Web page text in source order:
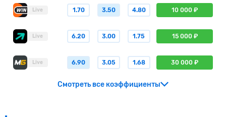
Live 1.70 3.50 4.80 10 000 ₽
Live 6.20 3.00 1.75 15 000 ₽
Live 6.90 3.05 1.68 30 000 ₽
Смотреть все коэффициенты